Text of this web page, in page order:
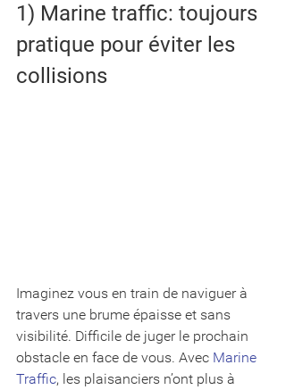
1) Marine traffic: toujours
pratique pour éviter les
collisions
Imaginez vous en train de naviguer à
travers une brume épaisse et sans
visibilité. Difficile de juger le prochain
obstacle en face de vous. Avec Marine
Traffic, les plaisanciers n’ont plus à